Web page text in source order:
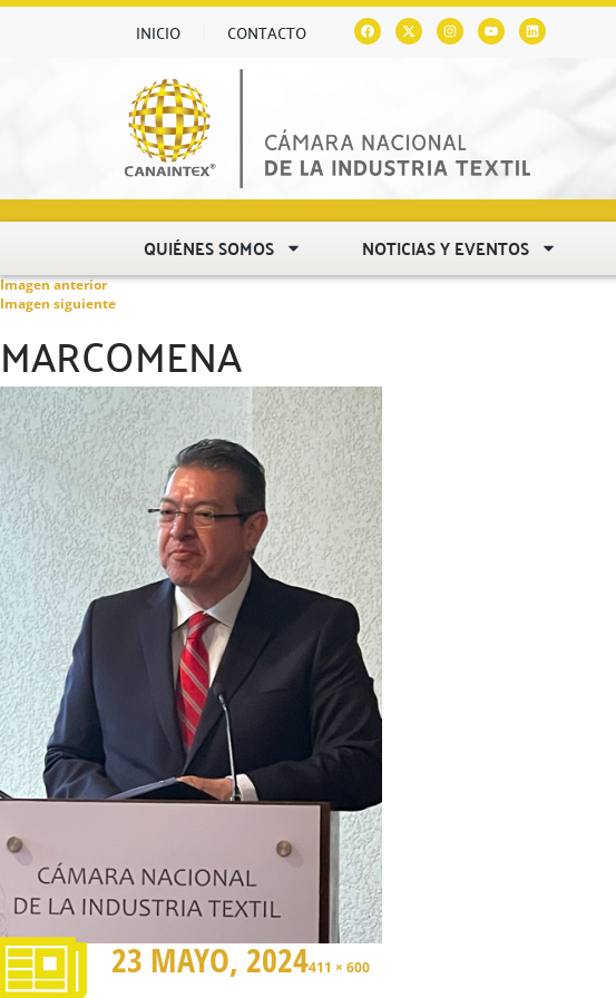
INICIO CONTACTO
QUIÉNES SOMOS NOTICIAS Y EVENTOS
Imagen anterior
Imagen siguiente
MARCOMENA
23 MAYO, 2024411 × 600